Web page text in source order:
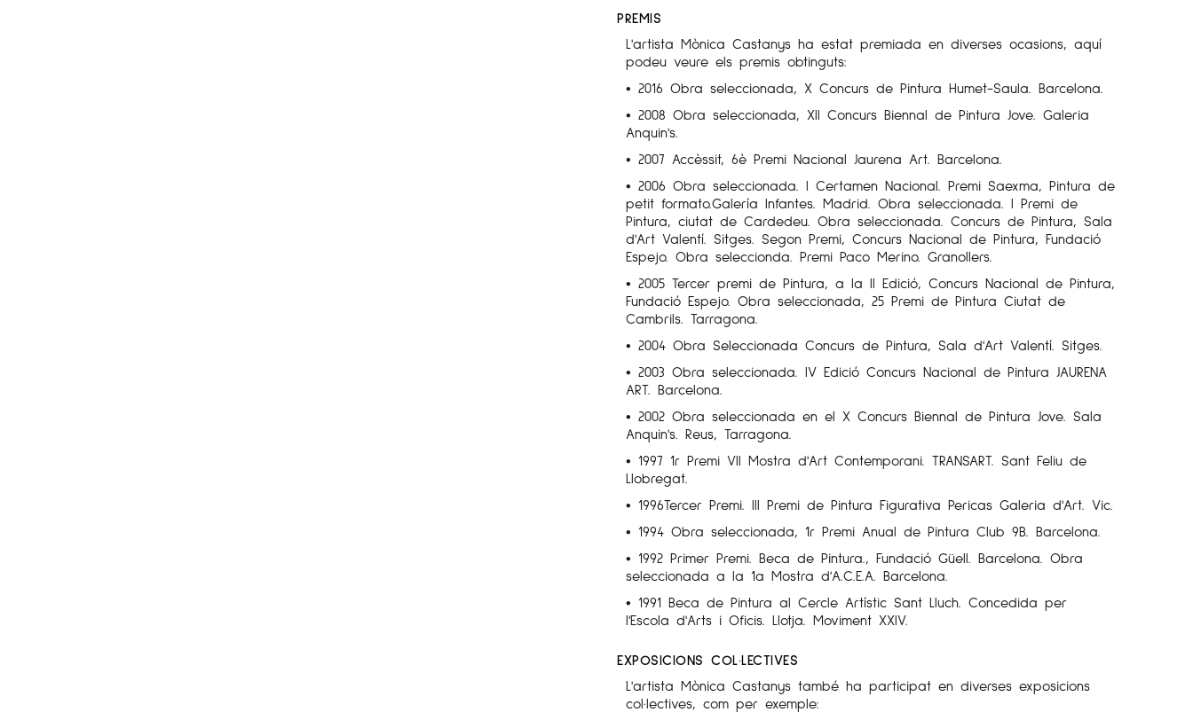
PREMIS
L'artista Mònica Castanys ha estat premiada en diverses ocasions, aquí
podeu veure els premis obtinguts:
• 2016 Obra seleccionada, X Concurs de Pintura Humet-Saula. Barcelona.
• 2008 Obra seleccionada, XII Concurs Biennal de Pintura Jove. Galeria
Anquin's.
• 2007 Accèssit, 6è Premi Nacional Jaurena Art. Barcelona.
• 2006 Obra seleccionada. I Certamen Nacional. Premi Saexma, Pintura de
petit formato.Galería Infantes. Madrid. Obra seleccionada. I Premi de
Pintura, ciutat de Cardedeu. Obra seleccionada. Concurs de Pintura, Sala
d'Art Valentí. Sitges. Segon Premi, Concurs Nacional de Pintura, Fundació
Espejo. Obra seleccionda. Premi Paco Merino. Granollers.
• 2005 Tercer premi de Pintura, a la II Edició, Concurs Nacional de Pintura,
Fundació Espejo. Obra seleccionada, 25 Premi de Pintura Ciutat de
Cambrils. Tarragona.
• 2004 Obra Seleccionada Concurs de Pintura, Sala d'Art Valentí. Sitges.
• 2003 Obra seleccionada. IV Edició Concurs Nacional de Pintura JAURENA
ART. Barcelona.
• 2002 Obra seleccionada en el X Concurs Biennal de Pintura Jove. Sala
Anquin's. Reus, Tarragona.
• 1997 1r Premi VII Mostra d'Art Contemporani. TRANSART. Sant Feliu de
Llobregat.
• 1996Tercer Premi. III Premi de Pintura Figurativa Pericas Galeria d'Art. Vic.
• 1994 Obra seleccionada, 1r Premi Anual de Pintura Club 9B. Barcelona.
• 1992 Primer Premi. Beca de Pintura., Fundació Güell. Barcelona. Obra
seleccionada a la 1a Mostra d'A.C.E.A. Barcelona.
• 1991 Beca de Pintura al Cercle Artístic Sant Lluch. Concedida per
l'Escola d'Arts i Oficis. Llotja. Moviment XXIV.
EXPOSICIONS COL·LECTIVES
L'artista Mònica Castanys també ha participat en diverses exposicions
col·lectives, com per exemple: